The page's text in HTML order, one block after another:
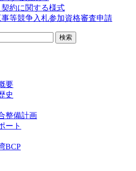
契約に関する様式
等競争入札参加資格審査申請
要
史
整備計画
ート
BCP